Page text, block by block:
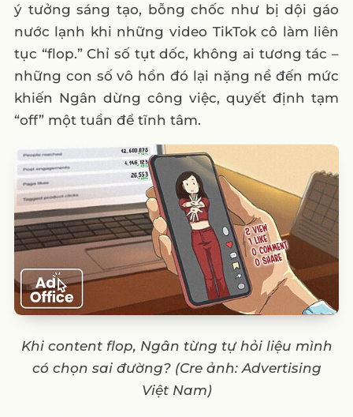
ý tưởng sáng tạo, bỗng chốc như bị dội gáo
nước lạnh khi những video TikTok cô làm liên
tục “flop.” Chỉ số tụt dốc, không ai tương tác –
những con số vô hồn đó lại nặng nề đến mức
khiến Ngân dừng công việc, quyết định tạm
“off” một tuần để tĩnh tâm.
Khi content flop, Ngân từng tự hỏi liệu mình
có chọn sai đường? (Cre ảnh: Advertising
Việt Nam)